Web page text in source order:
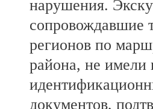
нарушения.
сопровождавшие
регионов по
района, не имели
документов,